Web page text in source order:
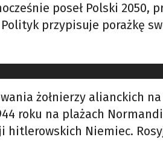
poseł Polski 2050,
przypisuje porażkę
żołnierzy alianckich
roku na plażach
hitlerowskich Niemiec.